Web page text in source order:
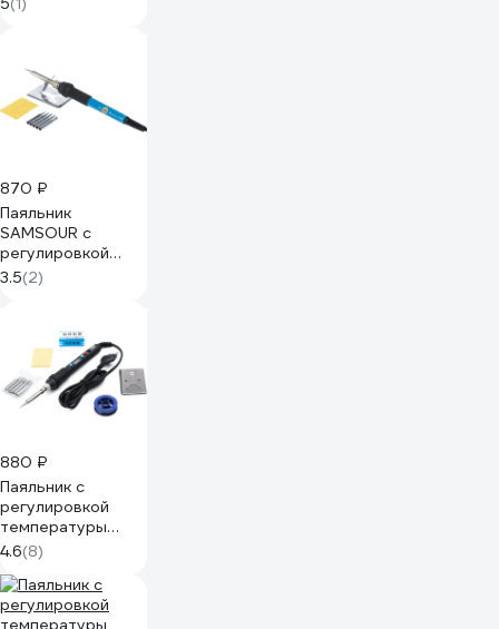
870 ₽
Паяльник
SAMSOUR с
регулировкой
температуры 60
Вт (200-450 с) +
3.5(2)
880 ₽
Паяльник с
регулировкой
температуры
ELEMENT 575
(80W) в наборе 10
предметов 20946
4.6(8)